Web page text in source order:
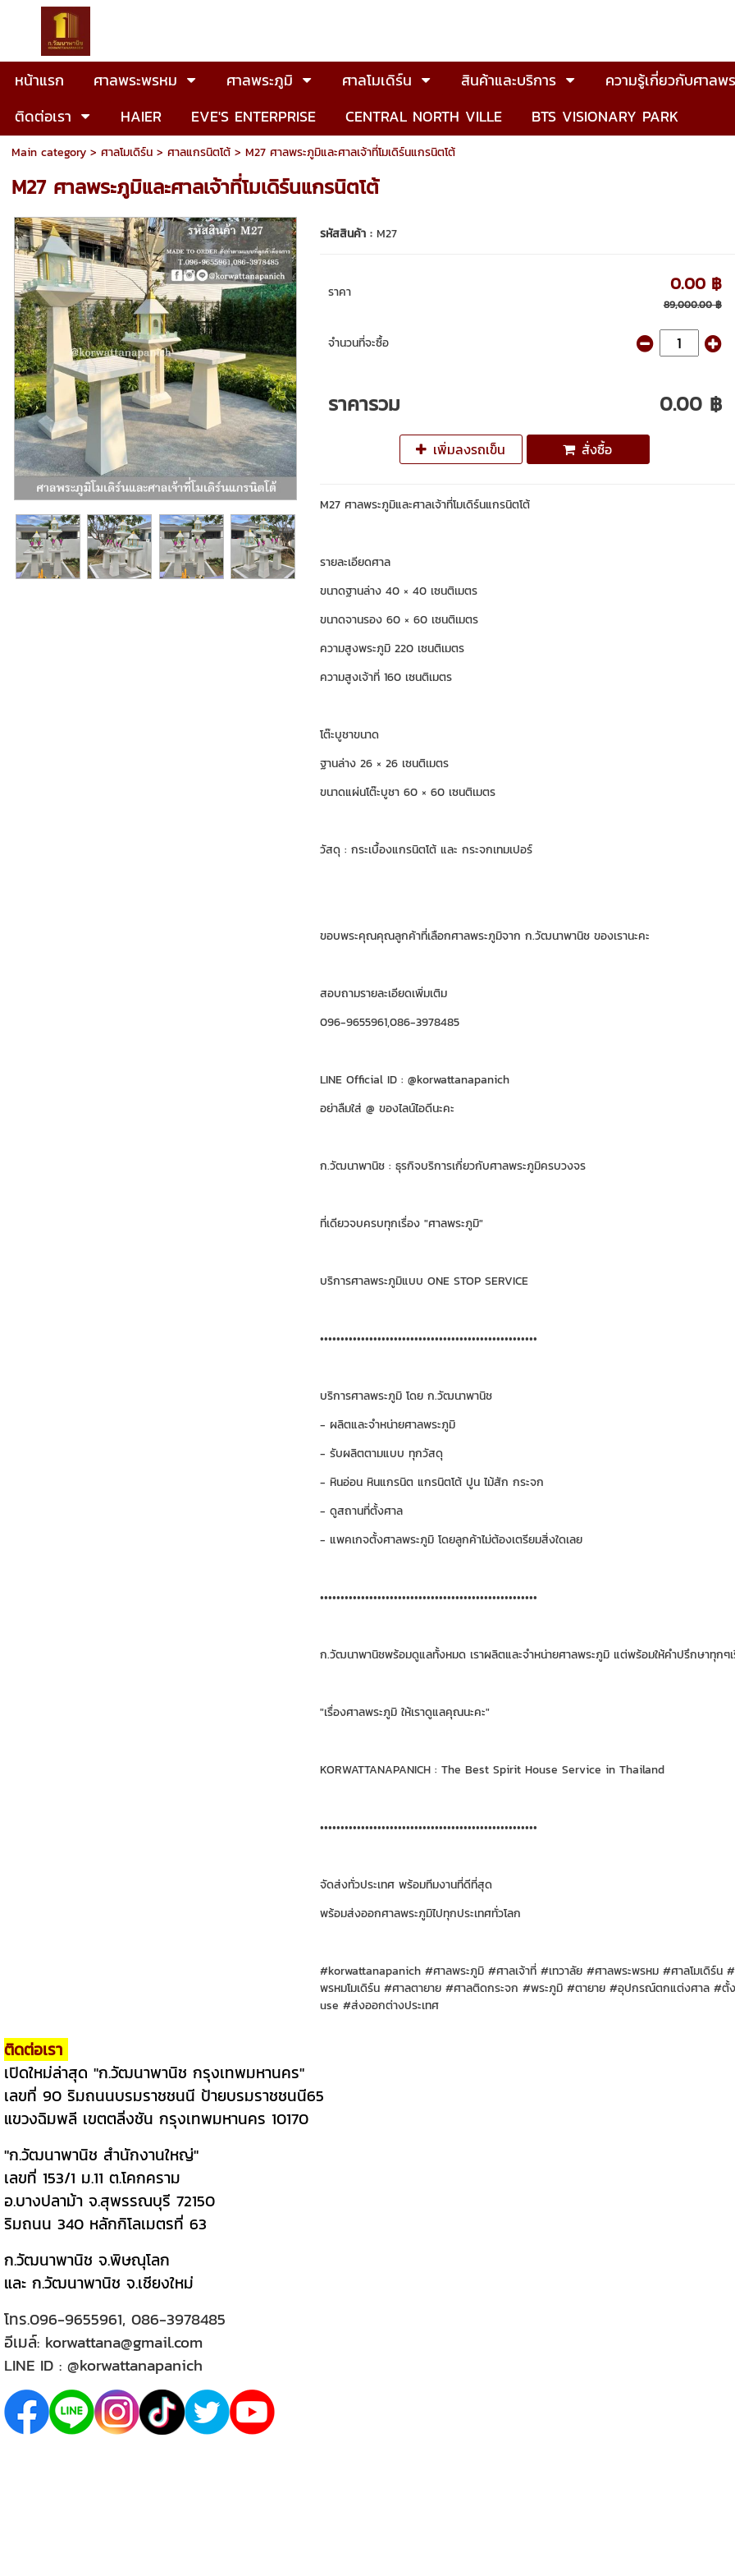
หน้าแรก ศาลพระพรหม ศาลพระภูมิ ศาลโมเดิร์น สินค้าและบริการ ความรู้เกี่ยวกับศาลพ
ติดต่อเรา
HAIER EVE'S ENTERPRISE CENTRAL NORTH VILLE BTS VISIONARY PARK
Main category> ศาลโมเดิร์น> ศาลแกรนิตโต้> M27 ศาลพระภูมิและศาลเจ้าที่โมเดิร์นแกรนิตโต้
M27 ศาลพระภูมิและศาลเจ้าที่โมเดิร์นแกรนิตโต้
รหัสสินค้า : M27
ราคา 0.00 ฿
89,000.00 ฿
จำนวนที่จะซื้อ
ราคารวม 0.00 ฿
เพิ่มลงรถเข็น สั่งซื้อ
M27 ศาลพระภูมิและศาลเจ้าที่โมเดิร์นแกรนิตโต้
รายละเอียดศาล
ขนาดฐานล่าง 40 × 40 เซนติเมตร
ขนาดจานรอง 60 × 60 เซนติเมตร
ความสูงพระภูมิ 220 เซนติเมตร
ความสูงเจ้าที่ 160 เซนติเมตร
โต๊ะบูชาขนาด
ฐานล่าง 26 × 26 เซนติเมตร
ขนาดแผ่นโต๊ะบูชา 60 × 60 เซนติเมตร
วัสดุ : กระเบื้องแกรนิตโต้ และ กระจกเทมเปอร์
ขอบพระคุณคุณลูกค้าที่เลือกศาลพระภูมิจาก ก.วัฒนาพานิช ของเรานะคะ
สอบถามรายละเอียดเพิ่มเติม
096-9655961,086-3978485
LINE Official ID : @korwattanapanich
อย่าลืมใส่ @ ของไลน์ไอดีนะคะ
ก.วัฒนาพานิช : ธุรกิจบริการเกี่ยวกับศาลพระภูมิครบวงจร
ที่เดียวจบครบทุกเรื่อง "ศาลพระภูมิ"
บริการศาลพระภูมิแบบ ONE STOP SERVICE
•••••••••••••••••••••••••••••••••••••••••••••••••••••
บริการศาลพระภูมิ โดย ก.วัฒนาพานิช
- ผลิตและจำหน่ายศาลพระภูมิ
- รับผลิตตามแบบ ทุกวัสดุ
- หินอ่อน หินแกรนิต แกรนิตโต้ ปูน ไม้สัก กระจก
- ดูสถานที่ตั้งศาล
- แพคเกจตั้งศาลพระภูมิ โดยลูกค้าไม่ต้องเตรียมสิ่งใดเลย
•••••••••••••••••••••••••••••••••••••••••••••••••••••
ก.วัฒนาพานิชพร้อมดูแลทั้งหมด เราผลิตและจำหน่ายศาลพระภูมิ แต่พร้อมให้คำปรึกษาทุกๆ
"เรื่องศาลพระภูมิ ให้เราดูแลคุณนะคะ"
KORWATTANAPANICH : The Best Spirit House Service in Thailand
•••••••••••••••••••••••••••••••••••••••••••••••••••••
จัดส่งทั่วประเทศ พร้อมทีมงานที่ดีที่สุด
พร้อมส่งออกศาลพระภูมิไปทุกประเทศทั่วโลก
#korwattanapanich #ศาลพระภูมิ #ศาลเจ้าที่ #เทวาลัย #ศาลพระพรหม #ศาลโมเดิร์น
พรหมโมเดิร์น #ศาลตายาย #ศาลติดกระจก #พระภูมิ #ตายาย #อุปกรณ์ตกแต่งศาล #ตั้
use #ส่งออกต่างประเทศ
ติดต่อเรา
เปิดใหม่ล่าสุด "ก.วัฒนาพานิช กรุงเทพมหานคร"
เลขที่ 90 ริมถนนบรมราชชนนี ป้ายบรมราชชนนี65
แขวงฉิมพลี เขตตลิ่งชัน กรุงเทพมหานคร 10170
"ก.วัฒนาพานิช สำนักงานใหญ่"
เลขที่ 153/1 ม.11 ต.โคกคราม
อ.บางปลาม้า จ.สุพรรณบุรี 72150
ริมถนน 340 หลักกิโลเมตรที่ 63
ก.วัฒนาพานิช จ.พิษณุโลก
และ ก.วัฒนาพานิช จ.เชียงใหม่
โทร.096-9655961, 086-3978485
อีเมล์: korwattana@gmail.com
LINE ID : @korwattanapanich